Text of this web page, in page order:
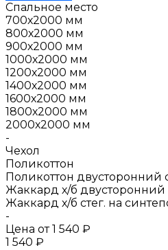
Спальное место
700х2000 мм
800х2000 мм
900х2000 мм
1000х2000 мм
1200х2000 мм
1400х2000 мм
1600х2000 мм
1800х2000 мм
2000х2000 мм
-
Чехол
Поликоттон
Поликоттон двусторонний
Жаккард х/б двусторонний
Жаккард х/б стег. на
-
Цена от 1 540 ₽
1 540 ₽